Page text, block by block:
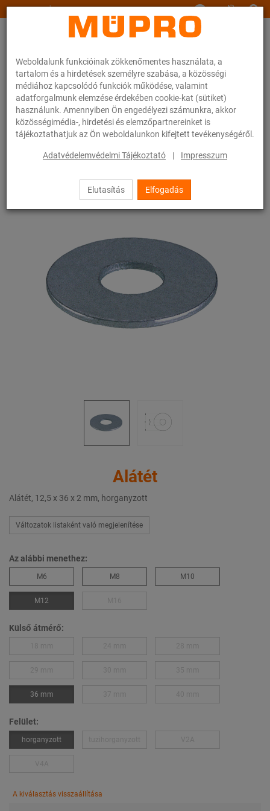
Weboldalunk funkcióinak zökkenőmentes használata, a
tartalom és a hirdetések személyre szabása, a közösségi
médiához kapcsolódó funkciók működése, valamint
adatforgalmunk elemzése érdekében cookie-kat (sütiket)
használunk. Amennyiben Ön engedélyezi számunkra, akkor
közösségimédia-, hirdetési és elemzőpartnereinket is
tájékoztathatjuk az Ön weboldalunkon kifejtett tevékenységéről.
Adatvédelemvédelmi Tájékoztató | Impresszum
Elutasítás Elfogadás
www.muepro.hu
Webáruhàz Rögzítéstechnika Szerelési anyagok Alátét
76 / 83
Alátét
Alátét, 12,5 x 36 x 2 mm, horganyzott
Változatok listaként való megjelenítése
Az alábbi menethez:
M6 M8 M10
M12
Külső átmérő:
36 mm
Felület:
horganyzott
A kiválasztás visszaállítása